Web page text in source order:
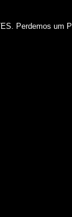
Perdemos um